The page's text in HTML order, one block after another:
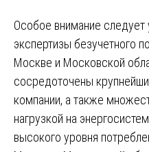
Особое внимание
экспертизы безучетного
Москве и Московской
сосредоточены
компании, а также
нагрузкой на
высокого уровня